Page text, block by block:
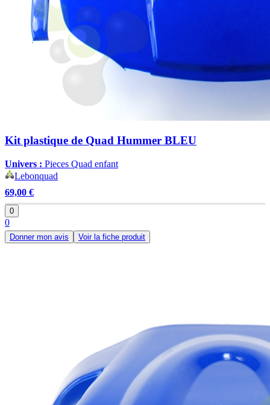
Kit plastique de Quad Hummer BLEU
Univers : Pieces Quad enfant
Lebonquad
69,00 €
0
0
Donner mon avis Voir la fiche produit